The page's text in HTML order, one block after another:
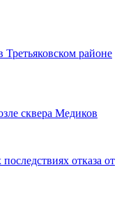
Третьяковском районе
сквера Медиков
отказа от